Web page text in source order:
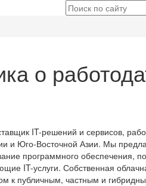
о
IT-решений и сервисов,
и Юго-Восточной Азии. Мы
программного обеспечения,
IT-услуги. Собственная
к публичным, частным и